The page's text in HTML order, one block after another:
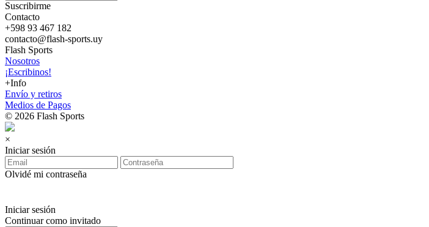
Suscribirme
Contacto
+598 93 467 182
contacto@flash-sports.uy
Flash Sports
Nosotros
¡Escribinos!
+Info
Envío y retiros
Medios de Pagos
© 2026 Flash Sports
×
Iniciar sesión
Olvidé mi contraseña
Iniciar sesión
Continuar como invitado